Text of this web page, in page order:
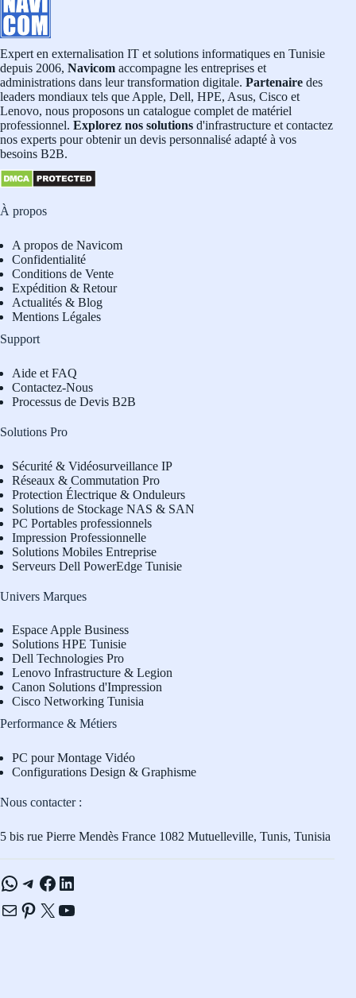
Expert en externalisation IT et solutions informatiques en Tunisie
depuis 2006, Navicom accompagne les entreprises et
administrations dans leur transformation digitale. Partenaire des
leaders mondiaux tels que Apple, Dell, HPE, Asus, Cisco et
Lenovo, nous proposons un catalogue complet de matériel
professionnel. Explorez nos solutions d'infrastructure et contactez
nos experts pour obtenir un devis personnalisé adapté à vos
besoins B2B.
À propos
A propos de Navicom
Confidentialité
Conditions de Vente
Expédition & Retour
Actualités & Blog
Mentions Légales
Support
Aide et FAQ
Contactez-Nous
Processus de Devis B2B
Solutions Pro
Sécurité & Vidéosurveillance IP
Réseaux & Commutation Pro
Protection Électrique & Onduleurs
Solutions de Stockage NAS & SAN
PC Portables professionnels
Impression Professionnelle
Solutions Mobiles Entreprise
Serveurs Dell PowerEdge Tunisie
Univers Marques
Espace Apple Business
Solutions HPE Tunisie
Dell Technologies Pro
Lenovo Infrastructure & Legion
Canon Solutions d'Impression
Cisco Networking Tunisia
Performance & Métiers
PC pour Montage Vidéo
Configurations Design & Graphisme
Nous contacter :
5 bis rue Pierre Mendès France 1082 Mutuelleville, Tunis, Tunisia
WhatsApp
Telegram
Facebook
LinkedIn
E-mailPinterest
X YouTube